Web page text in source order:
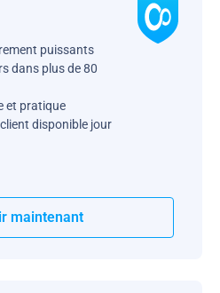
puissants
dans plus de 80
et pratique
disponible jour
maintenant